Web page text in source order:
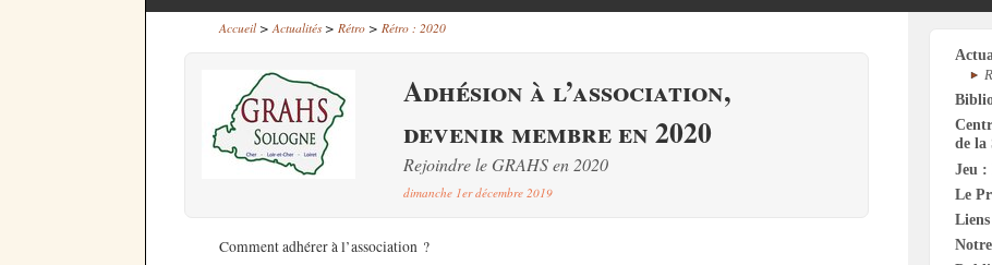
Accueil> Actualités> Rétro> Rétro : 2020
Adhésion à l’association,
devenir membre en 2020
Rejoindre le GRAHS en 2020
dimanche 1er décembre 2019
Comment adhérer à l’association ?
de la
Jeu :
Le